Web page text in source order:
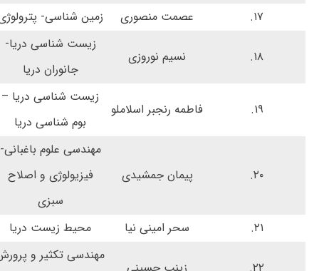
۱۷.
عصمت منصوری زمین شناسی-
۱۸. نسیم نوروزی
زیست شناسی دریا-
جانوران دریا
۱۹. فاطمه رنجبر اسلاملو
زیست شناسی دریا –
بوم شناسی دریا
۲۰. پیمان جمشیدی
مهندسی علوم باغبانی-
فیزیولوژی و اصلاح
سبزی
۲۱.
سحر امینی نیا محیط زیست دریا
مهندسی تکثیر و